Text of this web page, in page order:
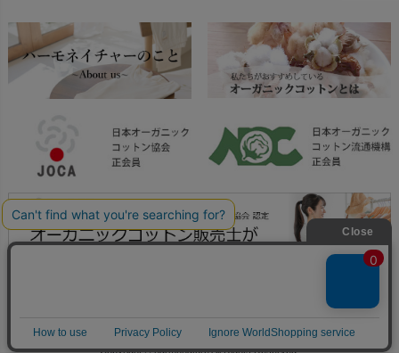
Nukleus（ニュクレス）
FAXでのご注文
お問い合わせchevron_right
Copyright © harmonature All Rights Reserved.